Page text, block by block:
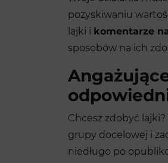
pozyskiwaniu
lajki i komentarze
sposobów na ich
Chcesz zdobyć
grupy docelowej i
niedługo po